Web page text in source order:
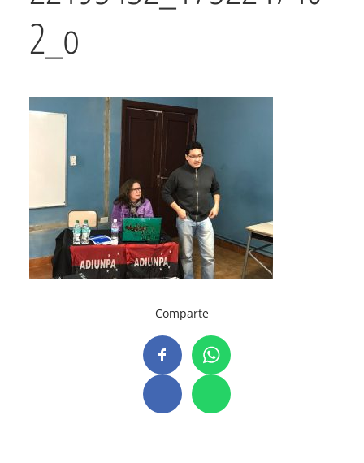
2_o
Comparte